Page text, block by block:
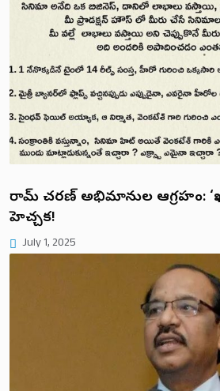
రామ్ చరణ్ అభిమానుల ఆగ్రహం:
హెచ్చరిక!
July 1, 2025